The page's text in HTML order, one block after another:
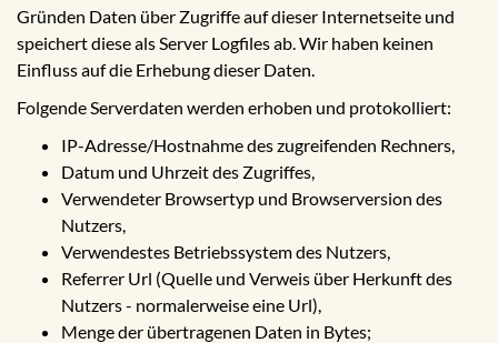
Gründen Daten über Zugriffe auf dieser Internetseite und
speichert diese als Server Logfiles ab. Wir haben keinen
Einfluss auf die Erhebung dieser Daten.
Folgende Serverdaten werden erhoben und protokolliert:
IP-Adresse/Hostnahme des zugreifenden Rechners,
Datum und Uhrzeit des Zugriffes,
Verwendeter Browsertyp und Browserversion des
Nutzers,
Verwendestes Betriebssystem des Nutzers,
Referrer Url (Quelle und Verweis über Herkunft des
Nutzers - normalerweise eine Url),
Menge der übertragenen Daten in Bytes;